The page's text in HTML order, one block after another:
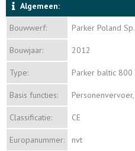
Algemeen:
Bouwwerf: Parker Poland
Bouwjaar: 2012
Type: Parker baltic 800
Basis functies:
Classificatie: CE
Europanummer: nvt